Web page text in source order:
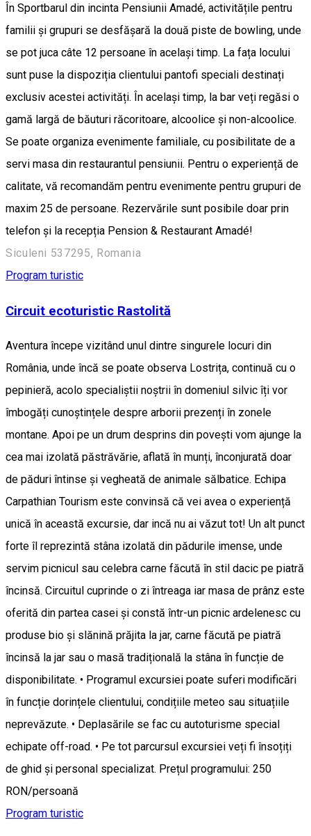
În Sportbarul din incinta Pensiunii Amadé, activitățile pentru
familii și grupuri se desfășară la două piste de bowling, unde
se pot juca câte 12 persoane în același timp. La fața locului
sunt puse la dispoziția clientului pantofi speciali destinați
exclusiv acestei activități. În același timp, la bar veți regăsi o
gamă largă de băuturi răcoritoare, alcoolice și non-alcoolice.
Se poate organiza evenimente familiale, cu posibilitate de a
servi masa din restaurantul pensiunii. Pentru o experiență de
calitate, vă recomandăm pentru evenimente pentru grupuri de
maxim 25 de persoane. Rezervările sunt posibile doar prin
telefon și la recepția Pension & Restaurant Amadé!
Siculeni 537295, Romania
Program turistic
Circuit ecoturistic Rastolită
Aventura începe vizitând unul dintre singurele locuri din
România, unde încă se poate observa Lostrița, continuă cu o
pepinieră, acolo specialiștii noștrii în domeniul silvic îți vor
îmbogăți cunoștințele despre arborii prezenți în zonele
montane. Apoi pe un drum desprins din povești vom ajunge la
cea mai izolată păstrăvărie, aflată în munți, înconjurată doar
de păduri întinse și vegheată de animale sălbatice. Echipa
Carpathian Tourism este convinsă că vei avea o experiență
unică în această excursie, dar incă nu ai văzut tot! Un alt punct
forte îl reprezintă stâna izolată din pădurile imense, unde
servim picnicul sau celebra carne făcută în stil dacic pe piatră
încinsă. Circuitul cuprinde o zi întreaga iar masa de prânz este
oferită din partea casei și constă într-un picnic ardelenesc cu
produse bio și slănină prăjita la jar, carne făcută pe piatră
încinsă la jar sau o masă tradițională la stâna în funcție de
disponibilitate. • Programul excursiei poate suferi modificări
în funcție dorințele clientului, condițiile meteo sau situațiile
neprevăzute. • Deplasările se fac cu autoturisme special
echipate off-road. • Pe tot parcursul excursiei veți fi însoțiți
de ghid și personal specializat. Prețul programului: 250
RON/persoană
Program turistic